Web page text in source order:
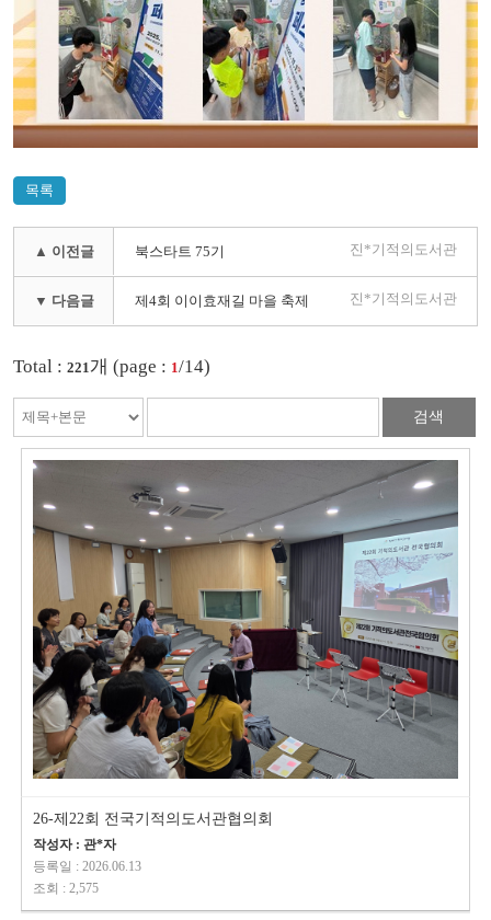
목록
▲ 이전글 북스타트 75기 진*기적의도서관
▼ 다음글 제4회 이이효재길 마을 축제 진*기적의도서관
Total : 221개 (page : 1/14)
검색
26-제22회 전국기적의도서관협의회
작성자 : 관*자
등록일 : 2026.06.13
조회 : 2,575